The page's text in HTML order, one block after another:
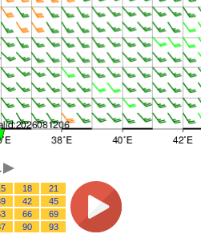
18
21
42
45
66
69
90 93